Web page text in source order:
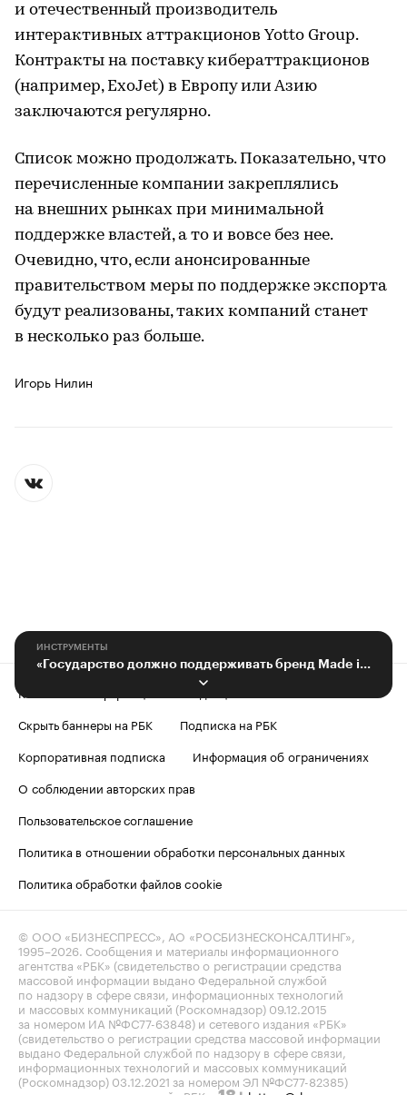
и отечественный производитель
интерактивных аттракционов Yotto Group.
Контракты на поставку кибераттракционов
(например, ExoJet) в Европу или Азию
заключаются регулярно.
Список можно продолжать. Показательно, что
перечисленные компании закреплялись
на внешних рынках при минимальной
поддержке властей, а то и вовсе без нее.
Очевидно, что, если анонсированные
правительством меры по поддержке экспорта
будут реализованы, таких компаний станет
в несколько раз больше.
Игорь Нилин
ИНСТРУМЕНТЫ
Контактная информация
Редакция
Скрыть баннеры на РБК
Подписка на РБК
Корпоративная подписка
Информация об ограничениях
О соблюдении авторских прав
Пользовательское соглашение
Политика в отношении обработки персональных данных
Политика обработки файлов cookie
© ООО «БИЗНЕСПРЕСС», АО «РОСБИЗНЕСКОНСАЛТИНГ»,
1995–2026 . Сообщения и материалы информационного
агентства «РБК» (свидетельство о регистрации средства
массовой информации выдано Федеральной службой
по надзору в сфере связи, информационных технологий
и массовых коммуникаций (Роскомнадзор) 09.12.2015
за номером ИА №ФС77-63848) и сетевого издания «РБК»
(свидетельство о регистрации средства массовой информации
выдано Федеральной службой по надзору в сфере связи,
информационных технологий и массовых коммуникаций
(Роскомнадзор) 03.12.2021 за номером ЭЛ №ФС77-82385)